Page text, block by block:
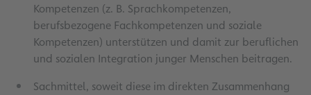
Kompetenzen (z. B. Sprachkompetenzen,
berufsbezogene Fachkompetenzen und soziale
Kompetenzen) unterstützen und damit zur beruflichen
und sozialen Integration junger Menschen beitragen.
Sachmittel, soweit diese im direkten Zusammenhang